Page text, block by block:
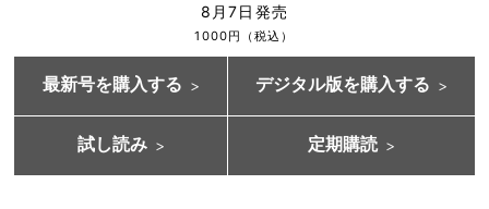
8月7日発売
1000円（税込）
最新号を購入する デジタル版を購入する
試し読み 定期購読